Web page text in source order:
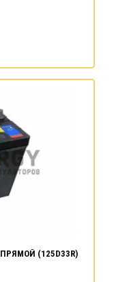
ПРЯМОЙ (125D33R)